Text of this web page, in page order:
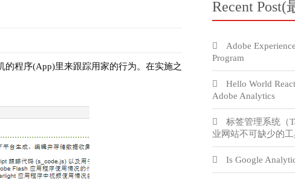
的程序(App)里来跟踪用家的行为。在实施之
Recent Post(
Adobe
Program
Hello World
Adobe Analytics
标签管理系统（
业网站不可缺少的
Is Google